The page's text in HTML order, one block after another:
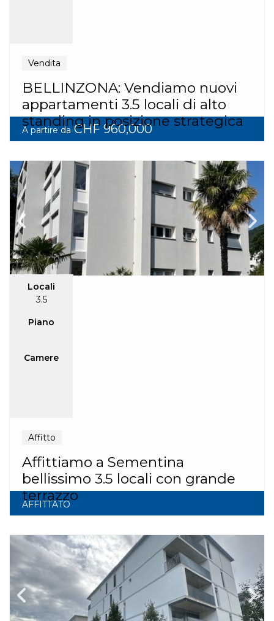
Vendita
BELLINZONA: Vendiamo nuovi
appartamenti 3.5 locali di alto
standing in posizione strategica
A partire daCHF 960,000
Locali
3.5
Piano
Camere
Affitto
Affittiamo a Sementina
bellissimo 3.5 locali con grande
terrazzo
AFFITTATO